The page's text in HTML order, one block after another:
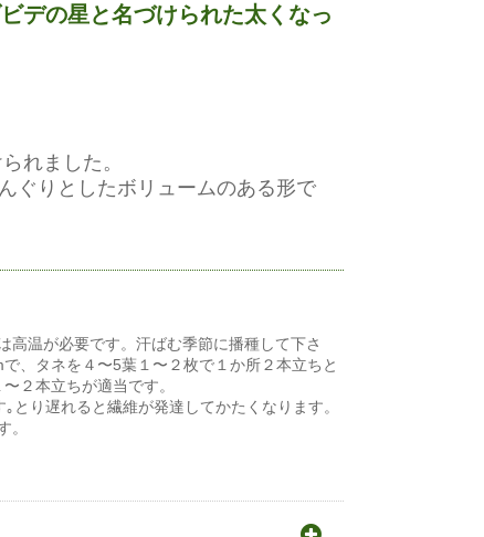
デの星と名づけられた太くなっ
れました。
ぐりとしたボリュームのある形で
高温が必要です。汗ばむ季節に播種して下さ
、タネを４〜5葉１〜２枚で１か所２本立ちと
２本立ちが適当です。
り遅れると繊維が発達してかたくなります。
。